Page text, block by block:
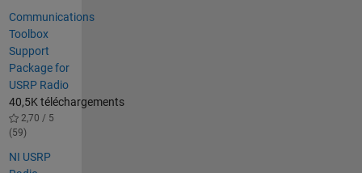
Communications
Toolbox
Support
Package for
USRP Radio
40,5K téléchargements
2,70 / 5
(59)
NI USRP